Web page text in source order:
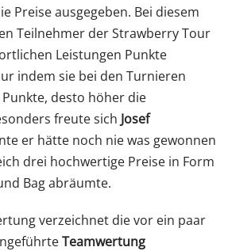
Preise ausgegeben. Bei diesem
Teilnehmer der Strawberry Tour
Leistungen Punkte
indem sie bei den Turnieren
desto höher die
freute sich Josef
er hätte noch nie was gewonnen
drei hochwertige Preise in Form
Bag abräumte.
verzeichnet die vor ein paar
Teamwertung